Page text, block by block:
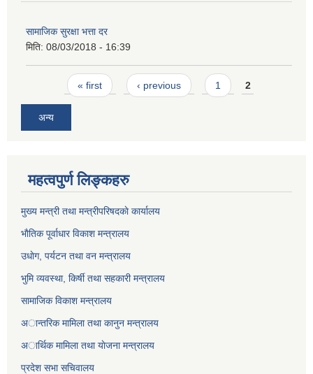
सामाजिक सुरक्षा भत्ता दर
मिति: 08/03/2018 - 16:39
Pages« first ‹ previous 1 2
अन्य
महत्वपुर्ण लिङ्कहरु
मुख्य मन्त्री तथा मन्त्रीपरिषदकाे कार्यालय
भाैतिक पूर्वाधार विकाश मन्त्रालय
उधाेग, पर्यटन तथा वन मन्त्रालय
भुमि व्यवस्था, किर्षी तथा सहकारी मन्त्रालय
सामाजिक विकाश मन्त्रालय
अान्तरिक मामिला तथा कानुन मन्त्रालय
अार्थिक मामिला तथा याेजना मन्त्रालय
प्रदेश सभा सचिवालय